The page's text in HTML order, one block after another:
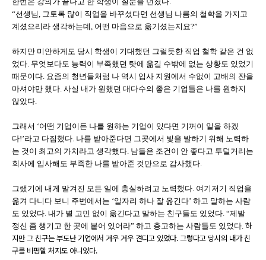
“선생님, 그토록 많이 직업을 바꾸셨다면 선생님 나름의 철학을 가지고
계셨으리라 생각하는데, 어떤 마음으로 옮기셨는지요?”
하지만 미안하게도 당시 학생이 기대했던 그럴듯한 직업 철학 같은 건 없
었다. 무엇보다도 능력이 부족했던 탓에 옮길 수밖에 없는 상황도 있었기
때문이다. 요즘의 청년들처럼 나 역시 입사 지원에서 수없이 고배의 잔을
마셔야만 했다. 사실 내가 원했던 대다수의 좋은 기업들은 나를 원하지
않았다.
그래서 ‘어떤 기업이든 나를 원하는 기업이 있다면 기꺼이 일을 하겠
다!’라고 다짐했다. 나를 받아준다면 그곳에서 빛을 발하기 위해 노력하
는 것이 최고의 가치라고 생각했다. 남들은 조건이 안 좋다고 투덜거리는
회사에 입사해도 부족한 나를 받아준 것만으로 감사했다.
그랬기에 내게 맡겨진 모든 일에 충실하려고 노력했다. 여기저기 직업을
옮겨 다니다 보니 주변에서는 ‘일자리 하나 잘 옮긴다’ 하고 말하는 사람
도 있었다. 내가 별 고민 없이 옮긴다고 말하는 친구들도 있었다. “제발
정신 좀 챙기고 한 곳에 붙어 있어라” 하고 충고하는 사람들도 있었다. 하
지만 그 친구는 부도난 기업에서 겨우 겨우 견디고 있었다. 그렇다고 당시의 내가 친
구를 비평할 처지도 아니었다.